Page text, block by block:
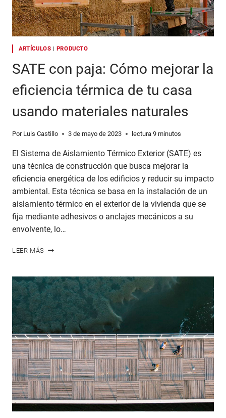
ARTÍCULOS | PRODUCTO
SATE con paja: Cómo mejorar la
eficiencia térmica de tu casa
usando materiales naturales
Por Luis Castillo 3 de mayo de 2023 lectura 9minutos
El Sistema de Aislamiento Térmico Exterior (SATE) es
una técnica de construcción que busca mejorar la
eficiencia energética de los edificios y reducir su impacto
ambiental. Esta técnica se basa en la instalación de un
aislamiento térmico en el exterior de la vivienda que se
fija mediante adhesivos o anclajes mecánicos a su
envolvente, lo…
LEER MÁS SATE
CÓMO
MEJORAR
LA
EFICIENCIA
TÉRMICA
DE
TU
CASA
USANDO
MATERIALES
NATURALES